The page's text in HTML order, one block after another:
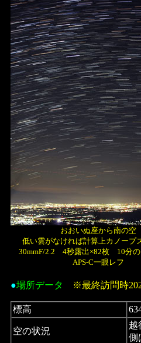
おおいぬ座から南の空
低い雲がなければ計算上カノープ
30mmF/2.2 4秒露出×82枚 10分の
APS-C一眼レフ
●場所データ ※最終訪問時
標高
空の状況
越
側